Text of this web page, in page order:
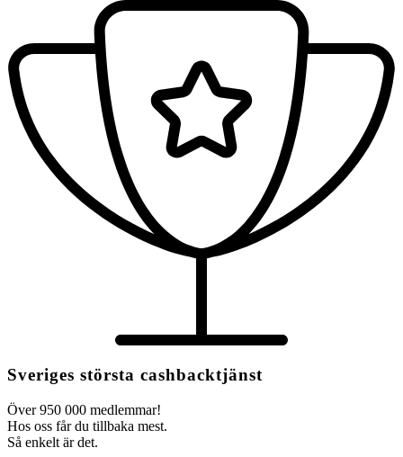
Sveriges största cashbacktjänst
Över 950 000 medlemmar!
Hos oss får du tillbaka mest.
Så enkelt är det.